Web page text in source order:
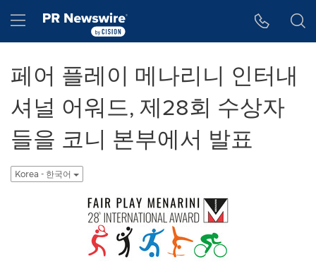
Hamburger menu
페어 플레이 메나리니 인터내
셔널 어워드, 제28회 수상자
들을 코니 본부에서 발표
Korea - 한국어